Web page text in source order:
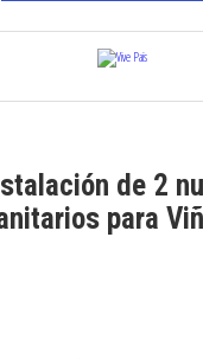
de 2
para